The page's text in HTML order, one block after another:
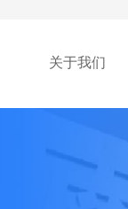
关于我们